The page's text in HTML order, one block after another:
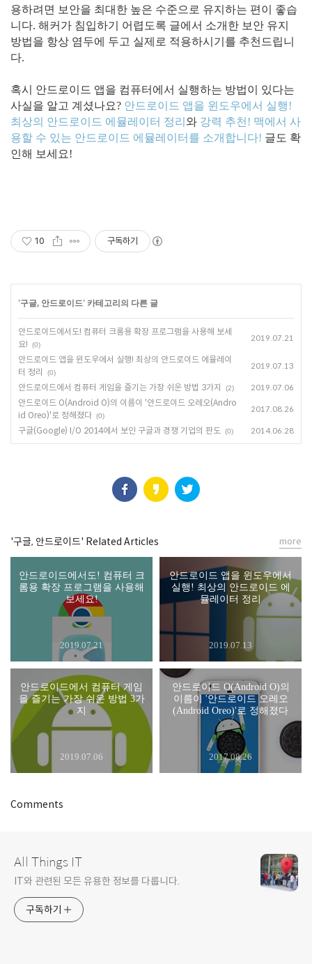
용하려면 보안을 최대한 높은 수준으로 유지하는 편이 좋습
니다. 해커가 침입하기 어렵도록 글에서 소개한 보안 유지
방법을 항상 염두에 두고 실제로 적용하시기를 추천드립니
다.
혹시 안드로이드 앱을 컴퓨터에서 실행하는 방법이 있다는
사실을 알고 계셨나요? 안드로이드 앱을 윈도우에서 실행!
최상의 안드로이드 에뮬레이터 정리 와 강력 추천! 맥에서 사
용할 수 있는 안드로이드 에뮬레이터를 소개합니다! 글도 확
인해 보세요!
10 구독하기
'구글, 안드로이드' 카테고리의 다른 글
안드로이드에서도! 컴퓨터 크롬용 확장 프로그램을 사용해 보세
요!
(0)
2019.07.21
안드로이드 앱을 윈도우에서 실행! 최상의 안드로이드 에뮬레이
터 정리
(0)
2019.07.13
안드로이드에서 컴퓨터 게임을 즐기는 가장 쉬운 방법 3가지 (2) 2019.07.06
안드로이드 O(Android O)의 이름이 '안드로이드 오레오(Andro
id Oreo)'로 정해졌다 (0)
2017.08.26
구글(Google) I/O 2014에서 보인 구글과 경쟁 기업의 판도 (0) 2014.06.28
'구글, 안드로이드' Related Articles
안드로이드에서도! 컴퓨터 크
롬용 확장 프로그램을 사용해
보세요!
2019.07.21
안드로이드 앱을 윈도우에서
실행! 최상의 안드로이드 에
뮬레이터 정리
2019.07.13
안드로이드에서 컴퓨터 게임
을 즐기는 가장 쉬운 방법 3가
지
2019.07.06
안드로이드 O(Android O)의
이름이 '안드로이드 오레오
(Android Oreo)'로 정해졌다
2017.08.26
more
Comments
All Things IT
IT와 관련된 모든 유용한 정보를 다룹니다.
구독하기